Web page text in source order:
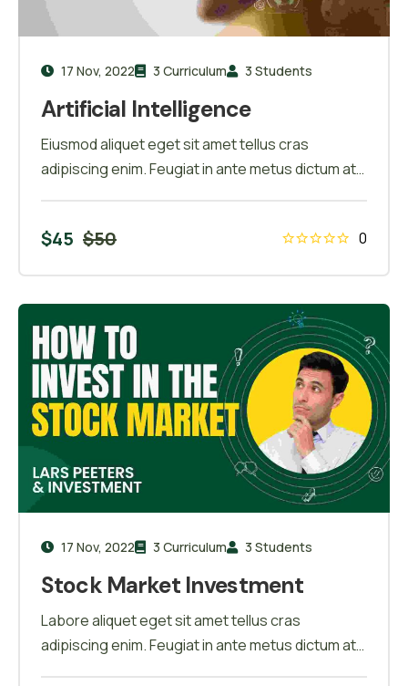
17 Nov, 2022 3 Curriculum 3 Students
Artificial Intelligence
Eiusmod aliquet eget sit amet tellus cras
adipiscing enim. Feugiat in ante metus dictum at
ullamcorper velit sed ullamcorper morbi tincidunt
$50
$45 0
17 Nov, 2022 3 Curriculum 3 Students
Stock Market Investment
Labore aliquet eget sit amet tellus cras
adipiscing enim. Feugiat in ante metus dictum at